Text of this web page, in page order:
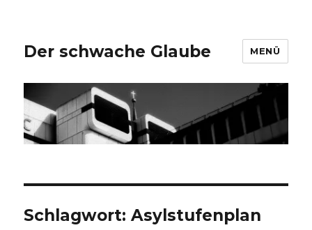
Der schwache Glaube MENÜ
Schlagwort:Asylstufenplan